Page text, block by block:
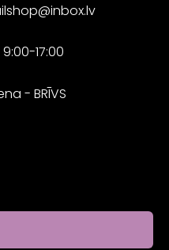
17:00
BRĪVS